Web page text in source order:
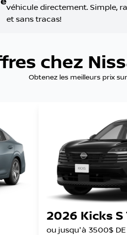
véhicule directement. Simple,
et sans tracas!
chez
Obtenez les meilleurs prix
2026 Kicks S
ou jusqu'à 3500$ DE